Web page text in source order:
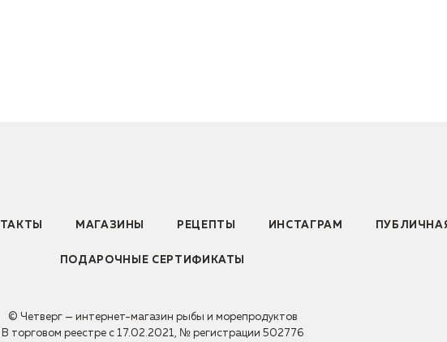
МАГАЗИНЫ РЕЦЕПТЫ ИНСТАГРАМ
ПОДАРОЧНЫЕ СЕРТИФИКАТЫ
© Четверг — интернет-магазин рыбы и морепродуктов
В торговом реестре с 17.02.2021, № регистрации 502776